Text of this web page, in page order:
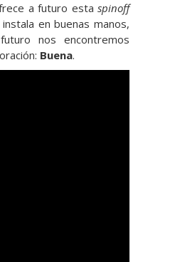
a futuro esta spinoff
en buenas manos,
nos encontremos
Buena.